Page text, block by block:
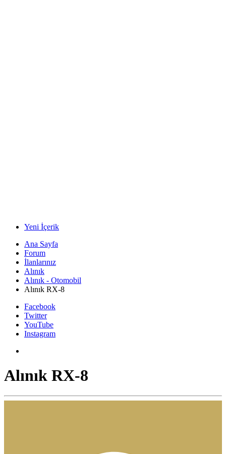
Yeni İçerik
Ana Sayfa
Forum
İlanlarınız
Alınık
Alınık - Otomobil
Alınık RX-8
Facebook
Twitter
YouTube
Instagram
Alınık RX-8